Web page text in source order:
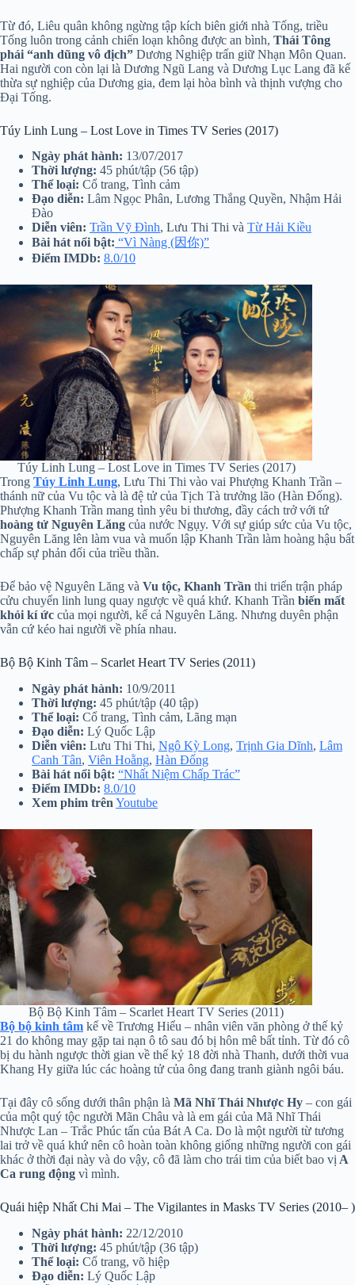
Từ đó, Liêu quân không ngừng tập kích biên giới nhà Tống, triều
Tống luôn trong cảnh chiến loạn không được an bình, Thái Tông
phái “anh dũng vô địch” Dương Nghiệp trấn giữ Nhạn Môn Quan.
Hai người con còn lại là Dương Ngũ Lang và Dương Lục Lang đã kế
thừa sự nghiệp của Dương gia, đem lại hòa bình và thịnh vượng cho
Đại Tống.
Túy Linh Lung – Lost Love in Times TV Series (2017)
Ngày phát hành: 13/07/2017
Thời lượng: 45 phút/tập (56 tập)
Thể loại: Cổ trang, Tình cảm
Đạo diễn: Lâm Ngọc Phân, Lương Thắng Quyền, Nhậm Hải
Đào
Diễn viên: Trần Vỹ Đình, Lưu Thi Thi và Từ Hải Kiều
Bài hát nổi bật: “Vì Nàng (因你)”
Điểm IMDb: 8.0/10
Túy Linh Lung – Lost Love in Times TV Series (2017)
Trong Túy Linh Lung, Lưu Thi Thi vào vai Phượng Khanh Trần –
thánh nữ của Vu tộc và là đệ tử của Tịch Tà trưởng lão (Hàn Đống).
Phượng Khanh Trần mang tình yêu bi thương, đầy cách trở với tứ
hoàng tử Nguyên Lăng của nước Ngụy. Với sự giúp sức của Vu tộc,
Nguyên Lăng lên làm vua và muốn lập Khanh Trần làm hoàng hậu bất
chấp sự phản đối của triều thần.
Để bảo vệ Nguyên Lăng và Vu tộc, Khanh Trần thi triển trận pháp
cửu chuyển linh lung quay ngược về quá khứ. Khanh Trần biến mất
khỏi kí ức của mọi người, kể cả Nguyên Lăng. Nhưng duyên phận
vẫn cứ kéo hai người về phía nhau.
Bộ Bộ Kinh Tâm – Scarlet Heart TV Series (2011)
Ngày phát hành: 10/9/2011
Thời lượng: 45 phút/tập (40 tập)
Thể loại: Cổ trang, Tình cảm, Lãng mạn
Đạo diễn: Lý Quốc Lập
Diễn viên: Lưu Thi Thi, Ngô Kỳ Long, Trịnh Gia Dĩnh, Lâm
Canh Tân, Viên Hoằng, Hàn Đống
Bài hát nổi bật: “Nhất Niệm Chấp Trác”
Điểm IMDb: 8.0/10
Xem phim trên Youtube
Bộ Bộ Kinh Tâm – Scarlet Heart TV Series (2011)
Bộ bộ kinh tâm kể về Trương Hiểu – nhân viên văn phòng ở thế kỷ
21 do không may gặp tai nạn ô tô sau đó bị hôn mê bất tỉnh. Từ đó cô
bị du hành ngược thời gian về thế kỷ 18 đời nhà Thanh, dưới thời vua
Khang Hy giữa lúc các hoàng tử của ông đang tranh giành ngôi báu.
Tại đây cô sống dưới thân phận là Mã Nhĩ Thái Nhược Hy – con gái
của một quý tộc người Mãn Châu và là em gái của Mã Nhĩ Thái
Nhược Lan – Trắc Phúc tấn của Bát A Ca. Do là một người từ tương
lai trở về quá khứ nên cô hoàn toàn không giống những người con gái
khác ở thời đại này và do vậy, cô đã làm cho trái tim của biết bao vị A
Ca rung động vì mình.
Quái hiệp Nhất Chi Mai – The Vigilantes in Masks TV Series (2010– )
Ngày phát hành: 22/12/2010
Thời lượng: 45 phút/tập (36 tập)
Thể loại: Cổ trang, võ hiệp
Đạo diễn: Lý Quốc Lập